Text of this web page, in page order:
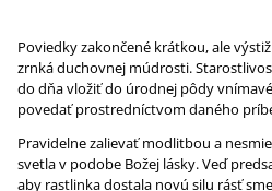
Poviedky zakončené krátkou, ale
zrnká duchovnej múdrosti.
do dňa vložiť do úrodnej pôdy
povedať prostredníctvom daného
Pravidelne zalievať modlitbou a
svetla v podobe Božej lásky. Veď
aby rastlinka dostala novú silu rásť